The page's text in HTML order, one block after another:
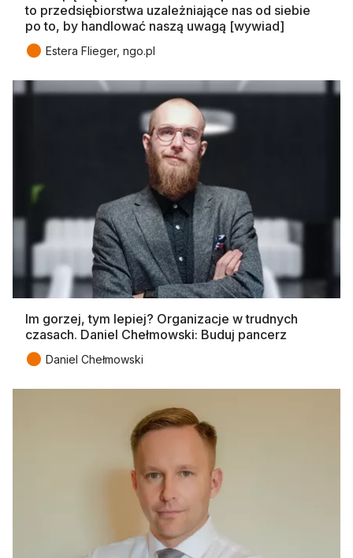
to przedsiębiorstwa uzależniające nas od siebie
po to, by handlować naszą uwagą [wywiad]
● Estera Flieger, ngo.pl
Im gorzej, tym lepiej? Organizacje w trudnych
czasach. Daniel Chełmowski: Buduj pancerz
● Daniel Chełmowski